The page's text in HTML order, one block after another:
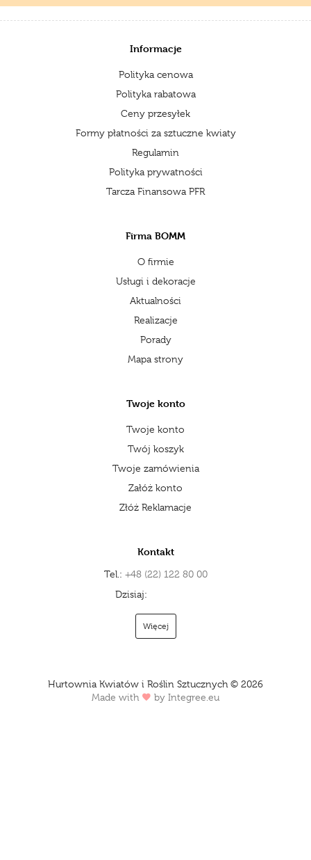
Informacje
Polityka cenowa
Polityka rabatowa
Ceny przesyłek
Formy płatności za sztuczne kwiaty
Regulamin
Polityka prywatności
Tarcza Finansowa PFR
Firma BOMM
O firmie
Usługi i dekoracje
Aktualności
Realizacje
Porady
Mapa strony
Twoje konto
Twoje konto
Twój koszyk
Twoje zamówienia
Załóż konto
Złóż Reklamacje
Kontakt
Tel.: +48 (22) 122 80 00
Dzisiaj:
Więcej
Hurtownia Kwiatów i Roślin Sztucznych © 2026
Made with
by Integree.eu